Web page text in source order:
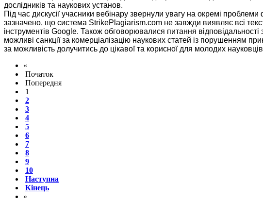
дослідників та наукових установ.
Під час дискусії учасники вебінару звернули увагу на окремі
зазначено, що система StrikePlagiarism.com не завжди виявляє всі
інструментів Google. Також обговорювалися питання відповідальності
можливі санкції за комерціалізацію наукових статей із порушенням
за можливість долучитись до цікавої та корисної для молодих науковців
«
Початок
Попередня
1
2
3
4
5
6
7
8
9
10
Наступна
Кінець
»